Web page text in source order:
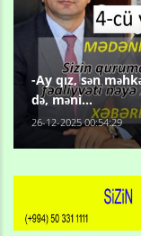
-Ay qız, sən
də, məni...
26-12-2025 00:54:29